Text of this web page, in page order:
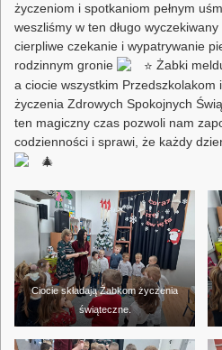
życzeniom i spotkaniom pełnym
weszliśmy w ten długo
cierpliwe czekanie i wypatrywanie
rodzinnym gronie
Żabki
a ciocie wszystkim Przedszkolakom
życzenia Zdrowych Spokojnych
ten magiczny czas pozwoli nam
codzienności i sprawi, że każdy
Ciocie składają Żabkom życzenia
świąteczne.